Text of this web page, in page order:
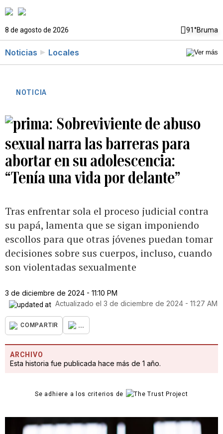
8 de agosto de 2026 91°Bruma
Noticias Locales
NOTICIA
Sobreviviente de abuso
sexual narra las barreras para
abortar en su adolescencia:
“Tenía una vida por delante”
Tras enfrentar sola el proceso judicial contra
su papá, lamenta que se sigan imponiendo
escollos para que otras jóvenes puedan tomar
decisiones sobre sus cuerpos, incluso, cuando
son violentadas sexualmente
3 de diciembre de 2024 - 11:10 PM
Actualizado el 3 de diciembre de 2024 - 11:27 AM
COMPARTIR ...
ARCHIVO
Esta historia fue publicada hace más de 1 año.
Se adhiere a los criterios de